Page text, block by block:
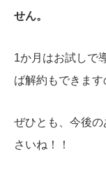
せん。
1か月はお試しで
ば解約もできます
ぜひとも、今後
さいね！！